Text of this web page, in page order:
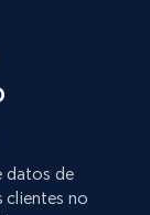
datos de
clientes no